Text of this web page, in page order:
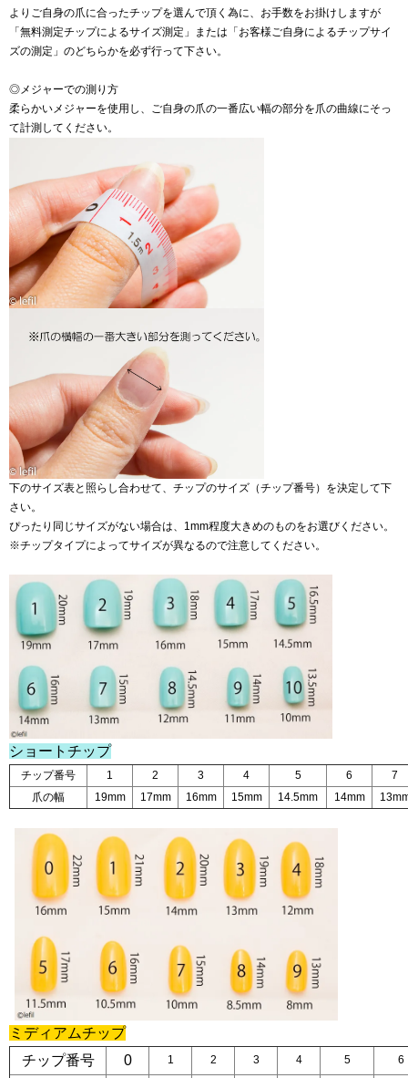
よりご自身の爪に合ったチップを選んで頂く為に、お手数をお掛けしますが
「無料測定チップによるサイズ測定」または「お客様ご自身によるチップサイ
ズの測定」のどちらかを必ず行って下さい。
◎メジャーでの測り方
柔らかいメジャーを使用し、ご自身の爪の一番広い幅の部分を爪の曲線にそっ
て計測してください。
下のサイズ表と照らし合わせて、チップのサイズ（チップ番号）を決定して下
さい。
ぴったり同じサイズがない場合は、1mm程度大きめのものをお選びください。
※チップタイプによってサイズが異なるので注意してください。
ショートチップ
チップ番号 1 2 3 4 5 6
7
爪の幅
19mm 17mm 16mm 15mm 14.5mm 14mm
ミディアムチップ
チップ番号
0 1 2 3 4 5 6